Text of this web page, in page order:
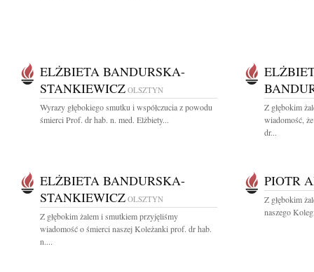
ELŻBIETA BANDURSKA-
STANKIEWICZ OLSZTYN
Wyrazy głębokiego smutku i współczucia z powodu
śmierci Prof. dr hab. n. med. Elżbiety...
Z głębokim
wiadomość,
dr...
ELŻBIETA BANDURSKA-
STANKIEWICZ OLSZTYN
Z głębokim żalem i smutkiem przyjęliśmy
wiadomość o śmierci naszej Koleżanki prof. dr hab.
n....
PIOTR
Z głębokim
naszego